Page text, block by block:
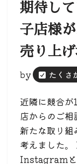
期待し
子店様
売り上
by たくさ
近隣に競合
店からのご相
新たな取り組
考えました
Instagramと